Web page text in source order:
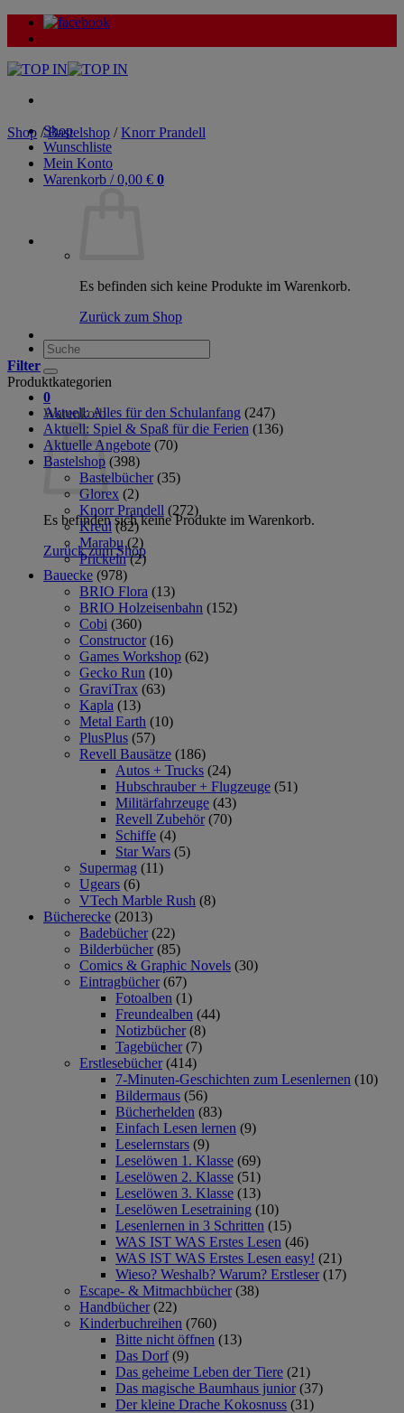
Zum
Inhalt
Shop
Wunschliste
Mein Konto
Warenkorb /0,00 € 0
Es befinden sich keine Produkte im Warenkorb.
Zurück zum Shop
Suche
nach:
0
Warenkorb
Es befinden sich keine Produkte im Warenkorb.
Zurück zum Shop
Shop / Bastelshop / Knorr Prandell
Filter
Produktkategorien
Aktuell: Alles für den Schulanfang (247)
Aktuell: Spiel & Spaß für die Ferien (136)
Aktuelle Angebote (70)
Bastelshop (398)
Bastelbücher (35)
Glorex (2)
Knorr Prandell (272)
Kreul (82)
Marabu (2)
Prickeln (2)
Bauecke (978)
BRIO Flora (13)
BRIO Holzeisenbahn (152)
Cobi (360)
Constructor (16)
Games Workshop (62)
Gecko Run (10)
GraviTrax (63)
Kapla (13)
Metal Earth (10)
PlusPlus (57)
Revell Bausätze (186)
Autos + Trucks (24)
Hubschrauber + Flugzeuge (51)
Militärfahrzeuge (43)
Revell Zubehör (70)
Schiffe (4)
Star Wars (5)
Supermag (11)
Ugears (6)
VTech Marble Rush (8)
Bücherecke (2013)
Badebücher (22)
Bilderbücher (85)
Comics & Graphic Novels (30)
Eintragbücher (67)
Fotoalben (1)
Freundealben (44)
Notizbücher (8)
Tagebücher (7)
Erstlesebücher (414)
7-Minuten-Geschichten zum Lesenlernen (10)
Bildermaus (56)
Bücherhelden (83)
Einfach Lesen lernen (9)
Leselernstars (9)
Leselöwen 1. Klasse (69)
Leselöwen 2. Klasse (51)
Leselöwen 3. Klasse (13)
Leselöwen Lesetraining (10)
Lesenlernen in 3 Schritten (15)
WAS IST WAS Erstes Lesen (46)
WAS IST WAS Erstes Lesen easy! (21)
Wieso? Weshalb? Warum? Erstleser (17)
Escape- & Mitmachbücher (38)
Handbücher (22)
Kinderbuchreihen (760)
Bitte nicht öffnen (13)
Das Dorf (9)
Das geheime Leben der Tiere (21)
Das magische Baumhaus junior (37)
Der kleine Drache Kokosnuss (31)